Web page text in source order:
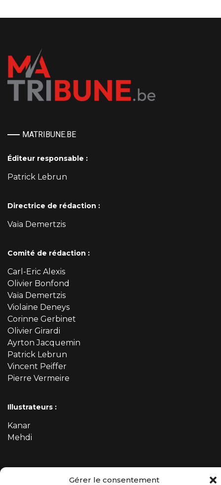
Gérer le consentement
MATRIBUNE.BE
Éditeur responsable :
Patrick Lebrun
Directrice de rédaction :
Vaïa Demertzis
Comité de rédaction :
Carl-Eric Alexis
Olivier Bonfond
Vaïa Demertzis
Violaine Deneys
Corinne Gerbinet
Olivier Girardi
Ayrton Jacquemin
Patrick Lebrun
Vincent Peiffer
Pierre Vermeire
Illustrateurs :
Kanar
Mehdi
ABONNEZ-VOUS À NOTRE NEWSLETTER